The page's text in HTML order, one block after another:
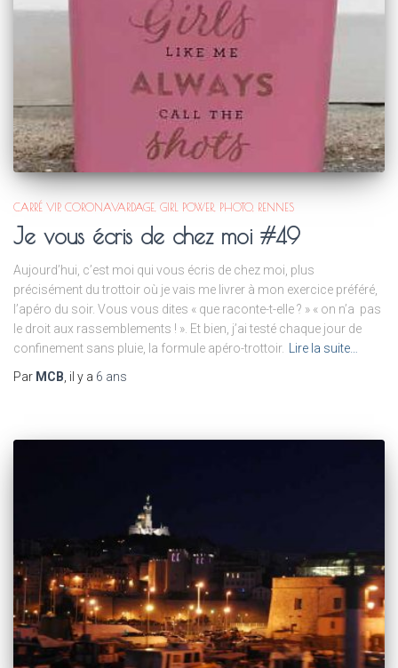
CARRÉ VIP CORONAVARDAGE GIRL POWER PHOTO RENNES
Je vous écris de chez moi #49
Aujourd’hui, c’est moi qui vous écris de chez moi, plus
précisément du trottoir où je vais me livrer à mon exercice préféré,
l’apéro du soir. Vous vous dites « que raconte-t-elle ? » « on n’a pas
le droit aux rassemblements ! ». Et bien, j’ai testé chaque jour de
confinement sans pluie, la formule apéro-trottoir.
Lire la suite…
Par MCB , il y a 6 ans